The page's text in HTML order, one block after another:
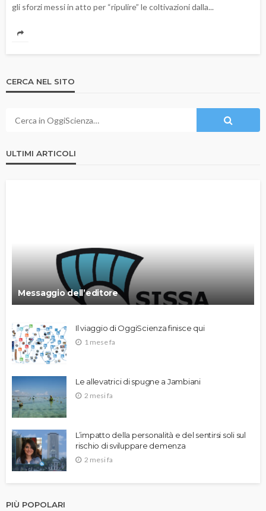
gli sforzi messi in atto per “ripulire” le coltivazioni dalla...
CERCA NEL SITO
ULTIMI ARTICOLI
Messaggio dell’editore
Il viaggio di OggiScienza finisce qui
1 mese fa
Le allevatrici di spugne a Jambiani
2 mesi fa
L’impatto della personalità e del sentirsi soli sul
rischio di sviluppare demenza
2 mesi fa
PIÙ POPOLARI